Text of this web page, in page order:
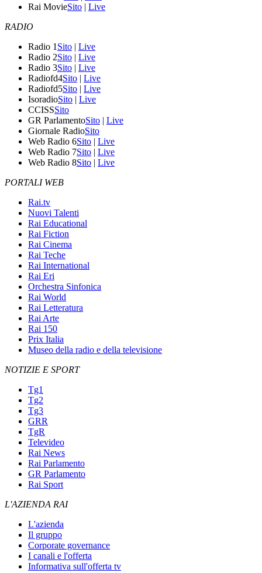
Rai MovieSito | Live
RADIO
Radio 1 Sito | Live
Radio 2Sito | Live
Radio 3Sito | Live
Radiofd4Sito | Live
Radiofd5Sito | Live
IsoradioSito | Live
CCISSSito
GR ParlamentoSito | Live
Giornale RadioSito
Web Radio 6Sito | Live
Web Radio 7Sito | Live
Web Radio 8Sito | Live
PORTALI WEB
Rai.tv
Nuovi Talenti
Rai Educational
Rai Fiction
Rai Cinema
Rai Teche
Rai International
Rai Eri
Orchestra Sinfonica
Rai World
Rai Letteratura
Rai Arte
Rai 150
Prix Italia
Museo della radio e della televisione
NOTIZIE E SPORT
Tg1
Tg2
Tg3
GRR
TgR
Televideo
Rai News
Rai Parlamento
GR Parlamento
Rai Sport
L'AZIENDA RAI
L'azienda
Il gruppo
Corporate governance
I canali e l'offerta
Informativa sull'offerta tv